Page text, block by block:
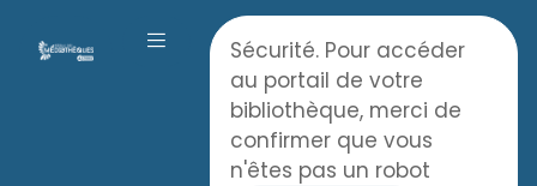
Accueil
OUVRIR LE MENU
Sécurité. Pour accéder
au portail de votre
bibliothèque, merci de
confirmer que vous
n'êtes pas un robot
Panneau de gestion des cookies